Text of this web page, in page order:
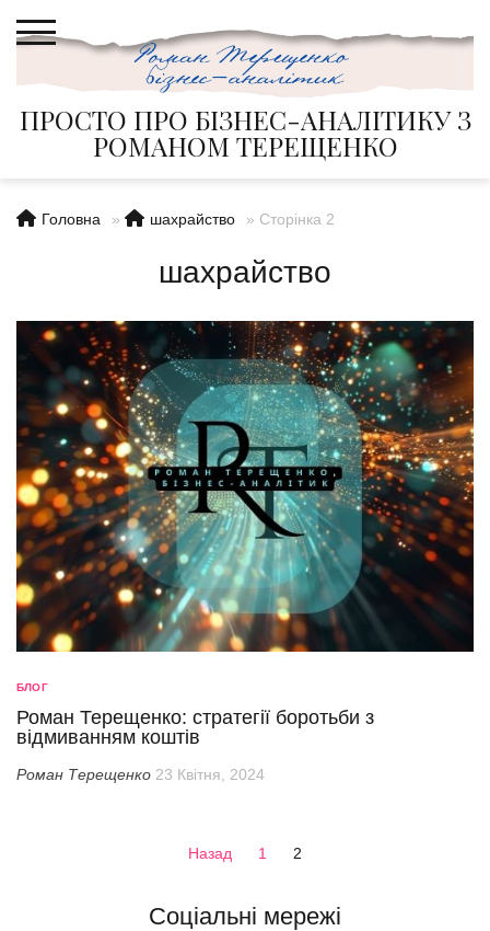
ПРОСТО ПРО БІЗНЕС-АНАЛІТИКУ З
РОМАНОМ ТЕРЕЩЕНКО
Головна » шахрайство » Сторінка 2
шахрайство
БЛОГ
Роман Терещенко: стратегії боротьби з
відмиванням коштів
Роман Терещенко 23 Квітня, 2024
Назад 1 2
Соціальні мережі